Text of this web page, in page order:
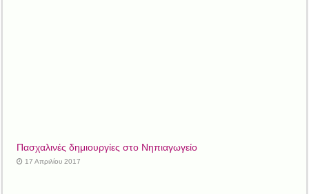
Πασχαλινές δημιουργίες στο Νηπιαγωγείο
17 Απριλίου 2017